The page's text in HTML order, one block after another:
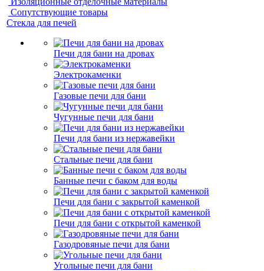
Сопутствующие товары
Стекла для печей
Печи для бани на дровах
Электрокаменки
Газовые печи для бани
Чугунные печи для бани
Печи для бани из нержавейки
Стальные печи для бани
Банные печи с баком для воды
Печи для бани с закрытой каменкой
Печи для бани с открытой каменкой
Газодровяные печи для бани
Угольные печи для бани